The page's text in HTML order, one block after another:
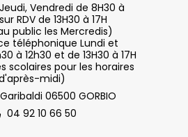
Vendredi de 8H30 à
RDV de 13H30 à 17H
public les Mercredis)
téléphonique Lundi et
à 12h30 et de 13H30 à 17H
scolaires pour les horaires
midi)
06500 GORBIO
04 92 10 66 50